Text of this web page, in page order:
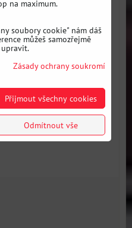
na maximum.
soubory cookie" nám dáš
můžeš samozřejmě
Zásady ochrany soukromí
Přijmout všechny cookies
Odmítnout vše